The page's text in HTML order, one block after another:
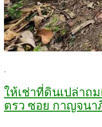
.
ให้เช่าที่ดินเปล่าถ
ตรว ซอย กาญจนา